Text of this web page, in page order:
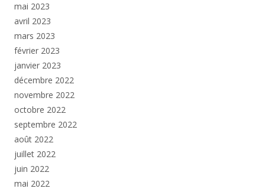
mai 2023
avril 2023
mars 2023
février 2023
janvier 2023
décembre 2022
novembre 2022
octobre 2022
septembre 2022
août 2022
juillet 2022
juin 2022
mai 2022